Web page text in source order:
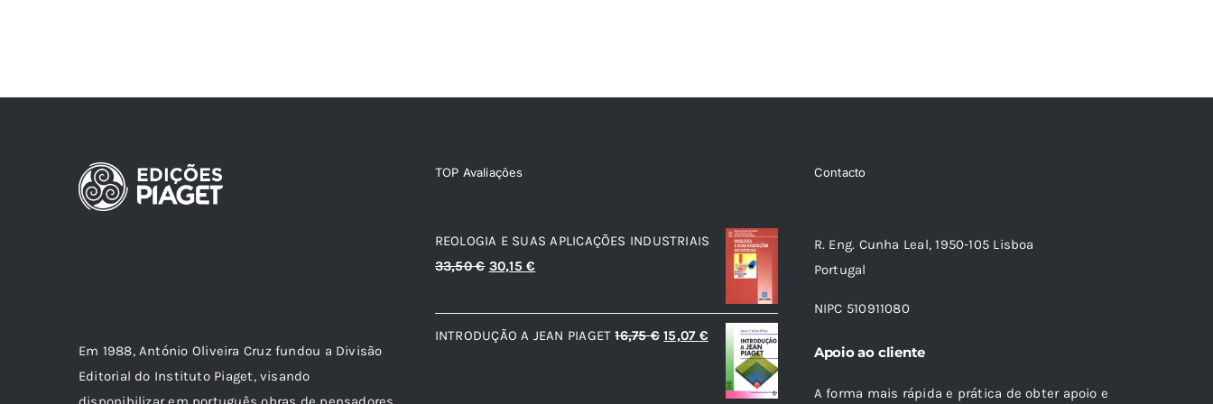
Em 1988, António Oliveira Cruz fundou a Divisão
Editorial do Instituto Piaget, visando
TOP Avaliações
REOLOGIA E SUAS APLICAÇÕES INDUSTRIAIS
33,50€ O
original
era:
30,15 €
atual
é:
INTRODUÇÃO A JEAN PIAGET 16,75€ O
15,07 €O
preço
atual
Contacto
R. Eng. Cunha Leal, 1950-105 Lisboa
Portugal
NIPC 510911080
Apoio ao cliente
A forma mais rápida e prática de obter apoio e